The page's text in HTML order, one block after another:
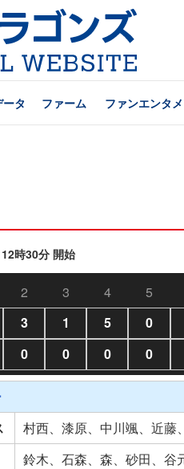
タ ファーム ファンエンタメ
時30分 開始
2 3 4 5
3 1 5 0
0 0 0 0
村西、漆原、中川颯、近藤
鈴木、石森、森、砂田、谷